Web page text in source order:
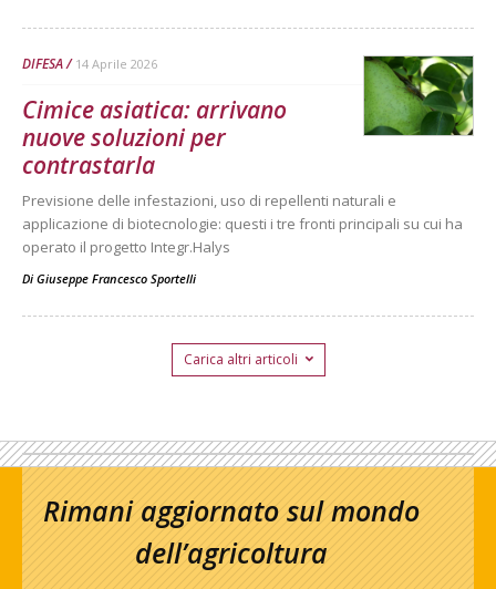
DIFESA 14 Aprile 2026
Cimice asiatica: arrivano
nuove soluzioni per
contrastarla
Previsione delle infestazioni, uso di repellenti naturali e
applicazione di biotecnologie: questi i tre fronti principali su cui ha
operato il progetto Integr.Halys
Di Giuseppe Francesco Sportelli
Carica altri articoli
Rimani aggiornato sul mondo
dell’agricoltura